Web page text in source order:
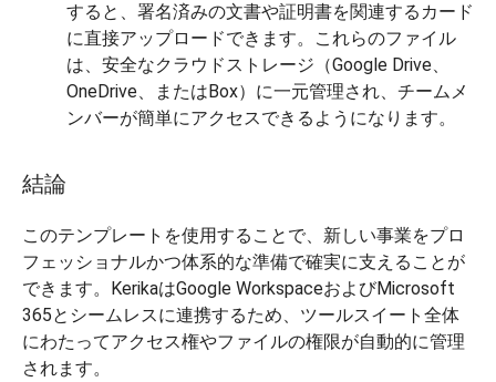
すると、署名済みの文書や証明書を関連するカード
に直接アップロードできます。これらのファイル
は、安全なクラウドストレージ（Google Drive、
OneDrive、またはBox）に一元管理され、チームメ
ンバーが簡単にアクセスできるようになります。
結論
このテンプレートを使用することで、新しい事業をプロ
フェッショナルかつ体系的な準備で確実に支えることが
できます。KerikaはGoogle WorkspaceおよびMicrosoft
365とシームレスに連携するため、ツールスイート全体
にわたってアクセス権やファイルの権限が自動的に管理
されます。